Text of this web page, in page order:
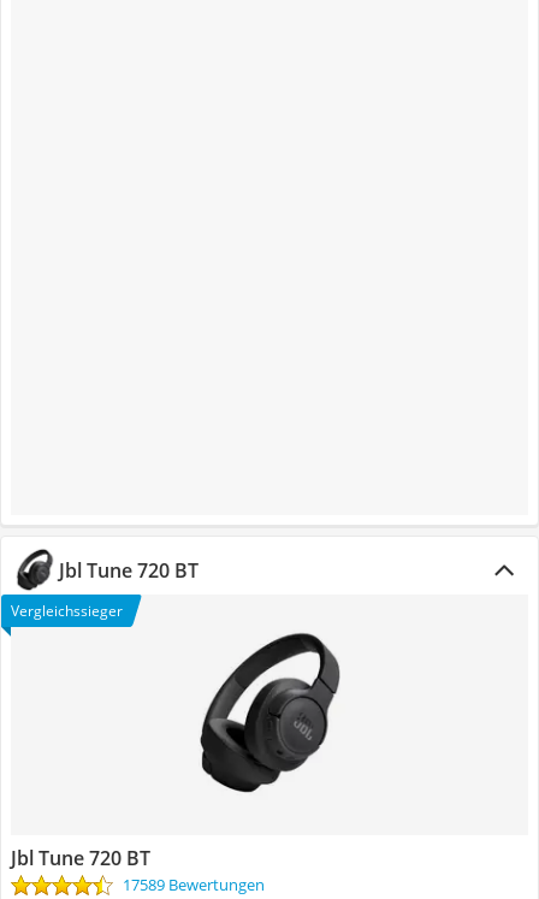
Jbl Tune 720 BT
Vergleichssieger
Jbl Tune 720 BT
17589 Bewertungen